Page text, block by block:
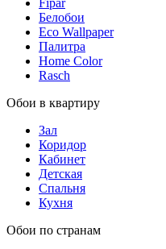
Fipar
Белобои
Eco Wallpaper
Палитра
Home Color
Rasch
Обои в квартиру
Зал
Коридор
Кабинет
Детская
Спальня
Кухня
Обои по странам